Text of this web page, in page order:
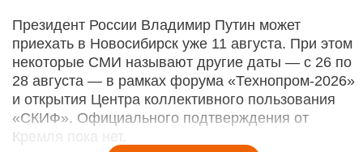
Президент России Владимир Путин может
приехать в Новосибирск уже 11 августа. При этом
некоторые СМИ называют другие даты — с 26 по
28 августа — в рамках форума «Технопром-2026»
и открытия Центра коллективного пользования
«СКИФ». Официального подтверждения от
Кремля пока нет.